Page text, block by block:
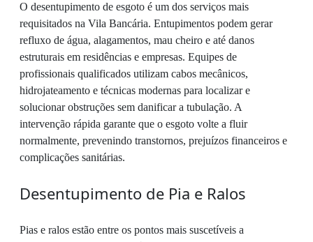
O desentupimento de esgoto é um dos serviços mais
requisitados na Vila Bancária. Entupimentos podem gerar
refluxo de água, alagamentos, mau cheiro e até danos
estruturais em residências e empresas. Equipes de
profissionais qualificados utilizam cabos mecânicos,
hidrojateamento e técnicas modernas para localizar e
solucionar obstruções sem danificar a tubulação. A
intervenção rápida garante que o esgoto volte a fluir
normalmente, prevenindo transtornos, prejuízos financeiros e
complicações sanitárias.
Desentupimento de Pia e Ralos
Pias e ralos estão entre os pontos mais suscetíveis a